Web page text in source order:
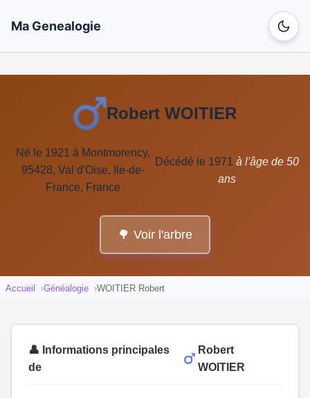
Ma Genealogie
Robert WOITIER
Né le 1921 à Montmorency,
95428, Val d'Oise, Ile-de-
France, France
Décédé le 1971 à l'âge de 50
ans
🌳 Voir l'arbre
Accueil Généalogie WOITIER Robert
👤 Informations principales
de
Robert
WOITIER